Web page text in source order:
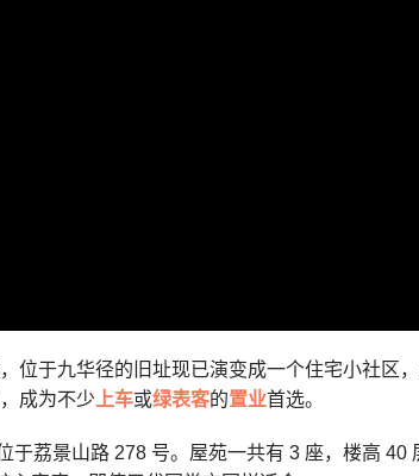
， 位于九华径的旧址现已演变成一个住宅小社区
成为不少 上车或绿表客的置业首选。
于荔景山路 278 号。屋苑一共有 3 座，楼高 40